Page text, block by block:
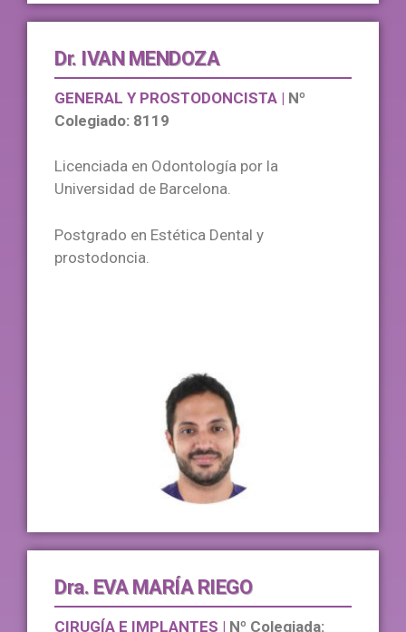
Dr. IVAN MENDOZA
GENERAL Y PROSTODONCISTA | Nº
Colegiado: 8119
Licenciada en Odontología por la
Universidad de Barcelona.
Postgrado en Estética Dental y
prostodoncia.
Dra. EVA MARÍA RIEGO
CIRUGÍA E IMPLANTES | Nº Colegiada: